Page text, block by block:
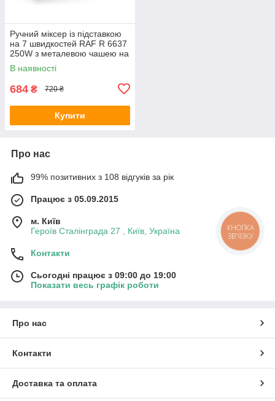
Ручний міксер із підставкою
на 7 швидкостей RAF R 6637
250W з металевою чашею на
2 літри
В наявності
684 ₴ 720 ₴
Купити
Про нас
99% позитивних з 108 відгуків за рік
Працює з 05.09.2015
м. Київ
Героїв Сталінграда 27 , Київ, Україна
Контакти
Сьогодні працює з 09:00 до 19:00
Показати весь графік роботи
Про нас
Контакти
Доставка та оплата
КНОПКА
ЗВ'ЯЗКУ